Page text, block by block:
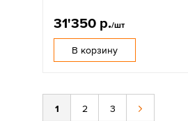
31'350 р./шт
В корзину
1 2 3